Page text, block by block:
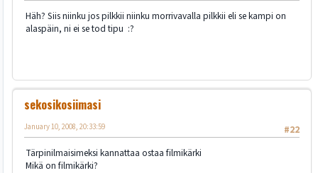
Häh? Siis niinku jos pilkkii niinku morrivavalla pilkkii eli se kampi on
alaspäin, ni ei se tod tipu :?
sekosikosiimasi
#22
January 10, 2008, 20:33:59
Tärpinilmaisimeksi kannattaa ostaa filmikärki
Mikä on filmikärki?